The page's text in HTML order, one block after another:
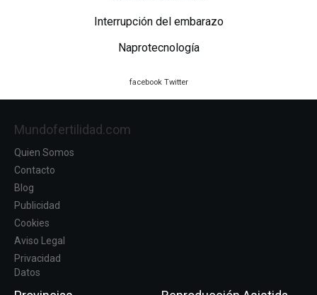
Interrupción del embarazo
Naprotecnología
facebook Twitter
Mundofertilidad.com
Quien Somos
Contacto
Blog
Publicidad
Cookies
Aviso Legal
Privacidad
Datos